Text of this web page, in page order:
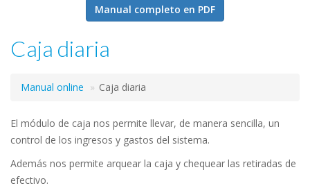
Manual completo en PDF
Caja diaria
Manual online Caja diaria
El módulo de caja nos permite llevar, de manera sencilla, un
control de los ingresos y gastos del sistema.
Además nos permite arquear la caja y chequear las retiradas de
efectivo.